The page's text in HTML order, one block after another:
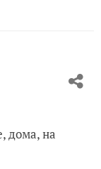
дома, на